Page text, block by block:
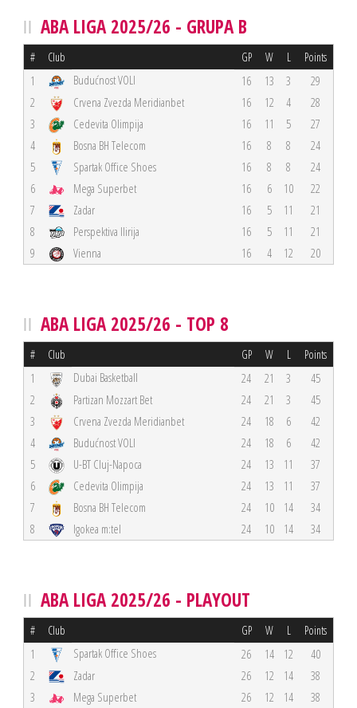
ABA LIGA 2025/26 - GRUPA B
# Club GP W L Points
1 Budućnost VOLI 16 13 3
29
2
Crvena Zvezda Meridianbet 16 12 4
28
3
Cedevita Olimpija 16 11 5
27
4
Bosna BH Telecom 16 8 8
24
5
Spartak Office Shoes 16 8 8
24
6
Mega Superbet 16 6 10
22
7
Zadar 16 5 11
21
8
Perspektiva Ilirija 16 5 11
21
9
Vienna 16 4 12 20
ABA LIGA 2025/26 - TOP 8
# Club GP W L Points
1 Dubai Basketball 24 21 3
45
2
Partizan Mozzart Bet 24 21 3
45
3
Crvena Zvezda Meridianbet 24 18 6
42
4
Budućnost VOLI 24 18 6
42
5
U-BT Cluj-Napoca 24 13 11
37
6
Cedevita Olimpija 24 13 11
37
7
Bosna BH Telecom 24 10 14
34
8
Igokea m:tel 24 10 14 34
ABA LIGA 2025/26 - PLAYOUT
# Club GP W L Points
1 Spartak Office Shoes 26 14 12
40
2
Zadar 26 12 14
38
3
Mega Superbet 26 12 14 38